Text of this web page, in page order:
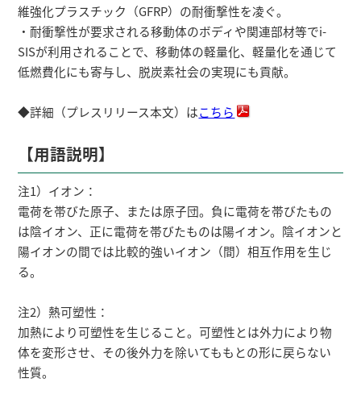
維強化プラスチック（GFRP）の耐衝撃性を凌ぐ。
・耐衝撃性が要求される移動体のボディや関連部材等でi-
SISが利用されることで、移動体の軽量化、軽量化を通じて
低燃費化にも寄与し、脱炭素社会の実現にも貢献。
◆詳細（プレスリリース本文）はこちら
【用語説明】
注1）イオン：
電荷を帯びた原子、または原子団。負に電荷を帯びたもの
は陰イオン、正に電荷を帯びたものは陽イオン。陰イオンと
陽イオンの間では比較的強いイオン（間）相互作用を生じ
る。
注2）熱可塑性：
加熱により可塑性を生じること。可塑性とは外力により物
体を変形させ、その後外力を除いてももとの形に戻らない
性質。